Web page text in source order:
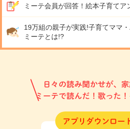
ミーテ会員が回答！ 絵本子育てア
19万組の親子が実践!子育てママ
ミーテとは!?
日々の読み聞かせが、
ミーテで読んだ！歌った
アプリダウンロー